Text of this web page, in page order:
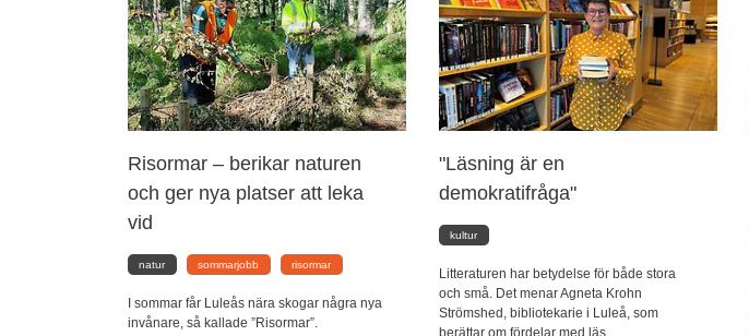
Risormar – berikar naturen
och ger nya platser att leka
vid
natur sommarjobb risormar
I sommar får Luleås nära skogar några nya
invånare, så kallade ”Risormar”.
"Läsning är en
demokratifråga"
kultur
Litteraturen har betydelse för både stora
och små. Det menar Agneta Krohn
Strömshed, bibliotekarie i Luleå, som
berättar om fördelar med läs...